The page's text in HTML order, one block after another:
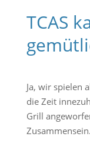
TCAS
Ja, wir spielen
die Zeit
Grill
Zusammensein.